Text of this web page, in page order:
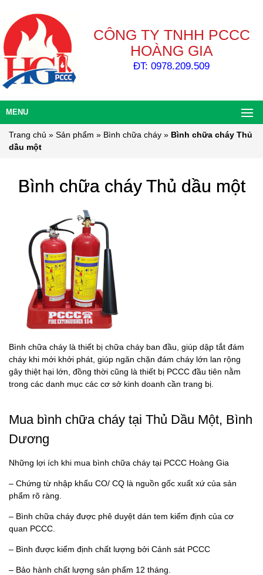
CÔNG TY TNHH PCCC
HOÀNG GIA
ĐT: 0978.209.509
MENU
Trang chủ » Sản phẩm » Bình chữa cháy » Bình chữa cháy Thủ
dầu một
Bình chữa cháy Thủ dầu một
Bình chữa cháy là thiết bị chữa cháy ban đầu, giúp dập tắt đám
cháy khi mới khởi phát, giúp ngăn chặn đám cháy lớn lan rộng
gây thiệt hại lớn, đồng thời cũng là thiết bị PCCC đầu tiên nằm
trong các danh mục các cơ sở kinh doanh cần trang bị.
Mua bình chữa cháy tại Thủ Dầu Một, Bình
Dương
Những lợi ích khi mua bình chữa cháy tại PCCC Hoàng Gia
– Chứng từ nhập khẩu CO/ CQ là nguồn gốc xuất xứ của sản
phẩm rõ ràng.
– Bình chữa cháy được phê duyệt dán tem kiểm định của cơ
quan PCCC.
– Bình được kiểm định chất lượng bởi Cảnh sát PCCC
– Bảo hành chất lượng sản phẩm 12 tháng.